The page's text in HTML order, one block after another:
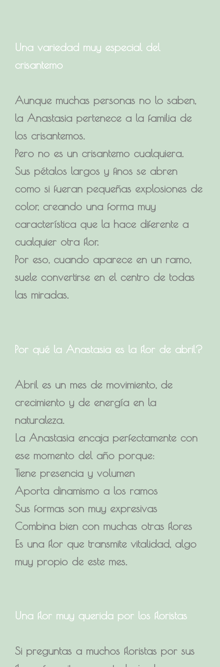
Una variedad muy especial del
crisantemo
Aunque muchas personas no lo saben,
la Anastasia pertenece a la familia de
los crisantemos.
Pero no es un crisantemo cualquiera.
Sus pétalos largos y finos se abren
como si fueran pequeñas explosiones de
color, creando una forma muy
característica que la hace diferente a
cualquier otra flor.
Por eso, cuando aparece en un ramo,
suele convertirse en el centro de todas
las miradas.
Por qué la Anastasia es la flor de abril?
Abril es un mes de movimiento, de
crecimiento y de energía en la
naturaleza.
La Anastasia encaja perfectamente con
ese momento del año porque:
Tiene presencia y volumen
Aporta dinamismo a los ramos
Sus formas son muy expresivas
Combina bien con muchas otras flores
Es una flor que transmite vitalidad, algo
muy propio de este mes.
Una flor muy querida por los floristas
Si preguntas a muchos floristas por sus